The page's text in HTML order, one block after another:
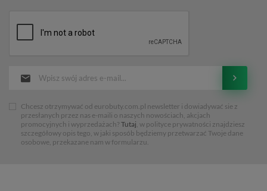
Chcesz otrzymywać od eurobuty.com.pl newsletter i dowiadywać sie z
przesłanych przez nas e-maili o naszych nowościach, akcjach
promocyjnych i wyprzedażach? Tutaj, w polityce prywatności znajdziesz
szczegółowy opis tego, w jaki sposób będziemy przetwarzać Twoje dane
osobowe, przekazane nam w formularzu.